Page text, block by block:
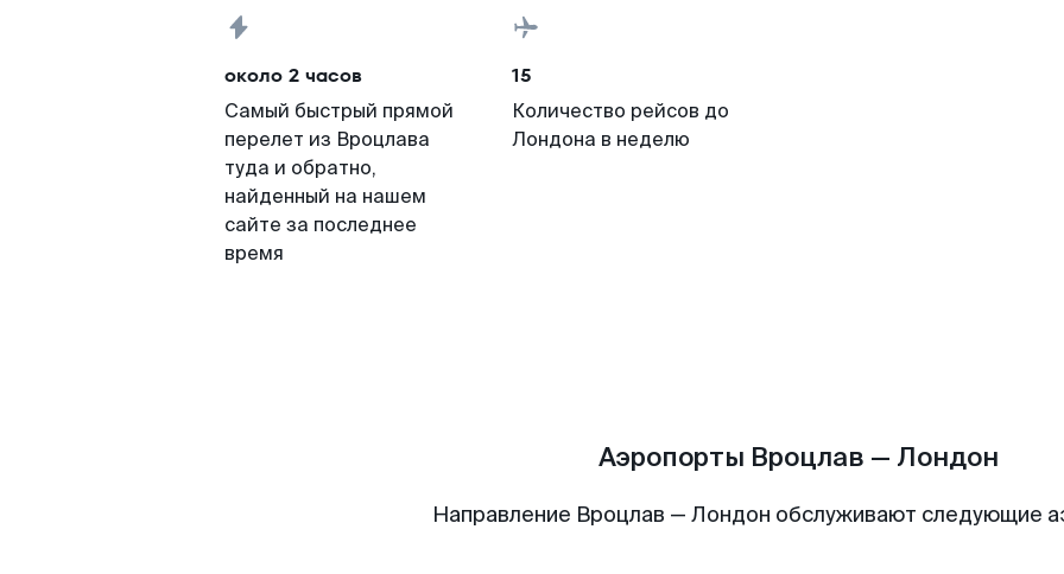
около 2 часов
Самый быстрый прямой
перелет из Вроцлава
туда и обратно,
найденный на нашем
сайте за последнее
время
15
Количество рейсов до
Лондона в неделю
Аэропорты Вроцлав — Лондон
Направление Вроцлав — Лондон обслуживают следующие